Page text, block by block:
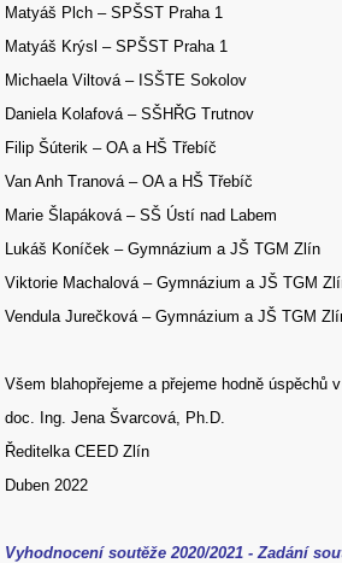
Matyáš Plch – SPŠST Praha 1
Matyáš Krýsl – SPŠST Praha 1
Michaela Viltová – ISŠTE Sokolov
Daniela Kolafová – SŠHŘG Trutnov
Filip Šúterik – OA a HŠ Třebíč
Van Anh Tranová – OA a HŠ Třebíč
Marie Šlapáková – SŠ Ústí nad Labem
Lukáš Koníček – Gymnázium a JŠ TGM Zlín
Viktorie Machalová – Gymnázium a JŠ TGM
Vendula Jurečková – Gymnázium a JŠ TGM
Všem blahopřejeme a přejeme hodně
doc. Ing. Jena Švarcová, Ph.D.
Ředitelka CEED Zlín
Duben 2022
Vyhodnocení soutěže 2020/2021 - Zadání